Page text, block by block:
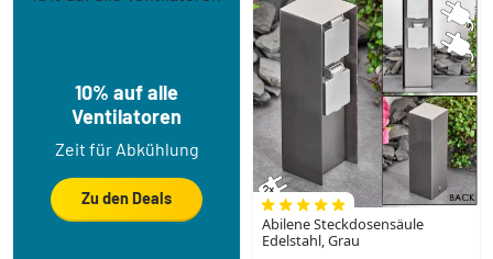
10% auf alle
Ventilatoren
Zeit für Abkühlung
Zu den Deals
Abilene Steckdosensäule
Edelstahl, Grau